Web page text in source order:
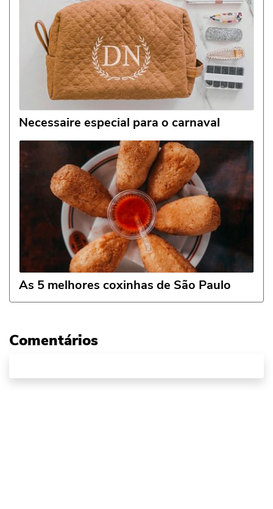
Necessaire especial para o carnaval
As 5 melhores coxinhas de São Paulo
Comentários